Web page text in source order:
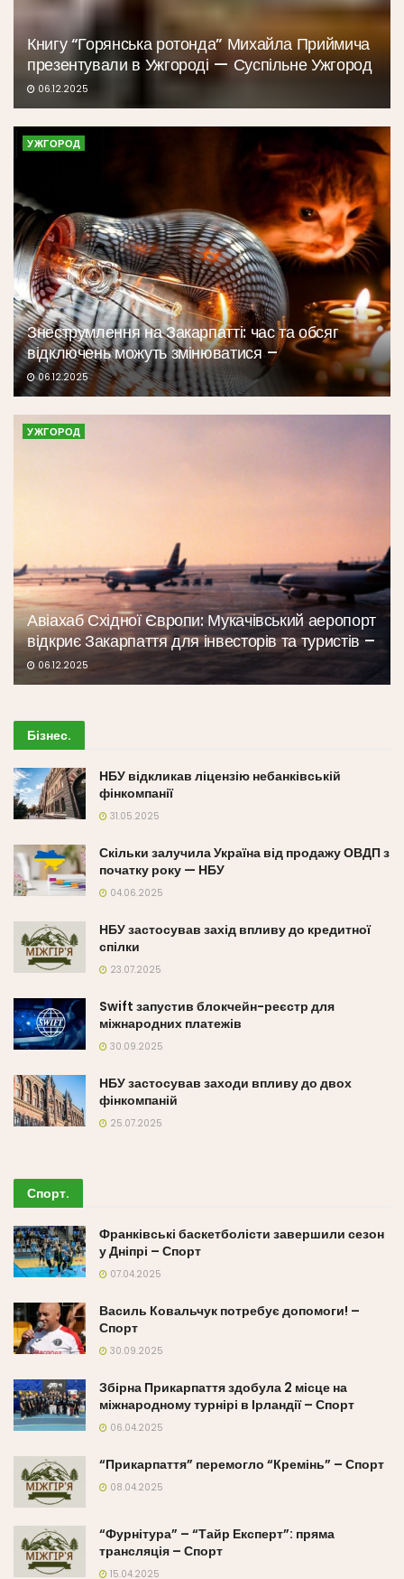
Книгу “Горянська ротонда” Михайла Приймича
презентували в Ужгороді — Суспільне Ужгород
06.12.2025
УЖГОРОД
Знеструмлення на Закарпатті: час та обсяг
відключень можуть змінюватися –
06.12.2025
УЖГОРОД
Авіахаб Східної Європи: Мукачівський аеропорт
відкриє Закарпаття для інвесторів та туристів –
06.12.2025
Бізнес.
НБУ відкликав ліцензію небанківській
фінкомпанії
31.05.2025
Скільки залучила Україна від продажу ОВДП з
початку року — НБУ
04.06.2025
НБУ застосував захід впливу до кредитної
спілки
23.07.2025
Swift запустив блокчейн-реєстр для
міжнародних платежів
30.09.2025
НБУ застосував заходи впливу до двох
фінкомпаній
25.07.2025
Спорт.
Франківські баскетболісти завершили сезон
у Дніпрі – Спорт
07.04.2025
Василь Ковальчук потребує допомоги! –
Спорт
30.09.2025
Збірна Прикарпаття здобула 2 місце на
міжнародному турнірі в Ірландії – Спорт
06.04.2025
“Прикарпаття” перемогло “Кремінь” – Спорт
08.04.2025
“Фурнітура” – “Тайр Експерт”: пряма
трансляція – Спорт
15.04.2025